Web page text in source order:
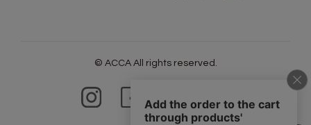
© ACCA All rights reserved.